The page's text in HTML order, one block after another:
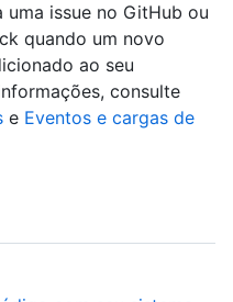
issue no GitHub ou
quando um novo
ao seu
consulte
e Eventos e cargas de